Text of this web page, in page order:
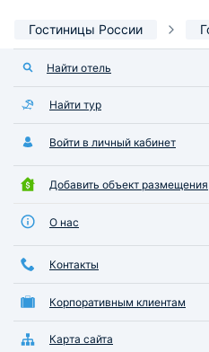
Гостиницы России
Найти отель
Найти тур
Войти в личный кабинет
Добавить объект размещения
О нас
Контакты
Корпоративным клиентам
Карта сайта